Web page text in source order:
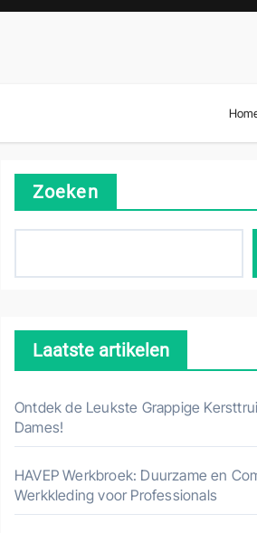
Zoeken
Laatste artikelen
Ontdek de Leukste Grappige
Dames!
HAVEP Werkbroek: Duurzame en
Werkkleding voor Professionals